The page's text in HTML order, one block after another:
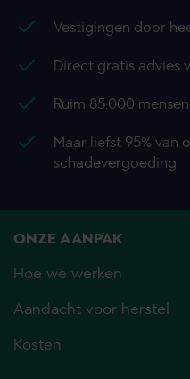
Vestigingen door
Direct gratis advies
Ruim 85.000
Maar liefst 95% van
schadevergoeding
ONZE AANPAK
Hoe we werken
Aandacht voor herstel
Kosten